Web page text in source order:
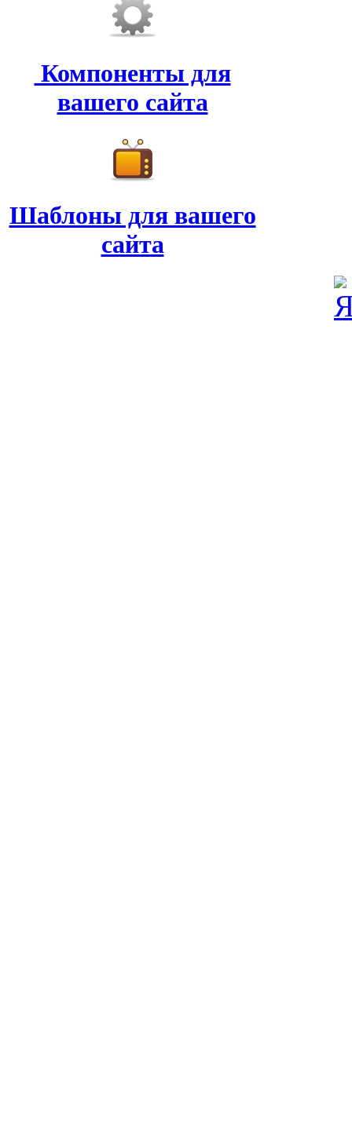
Компоненты для
вашего сайта
Шаблоны для вашего
сайта